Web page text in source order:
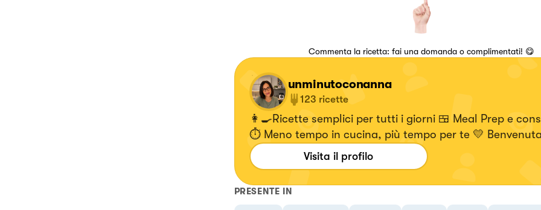
Commenta la ricetta: fai una domanda o complimentati! 😋
unminutoconanna
123 ricette
👩‍🍳Ricette semplici per tutti i giorni 🍱 Meal Prep e
⏱️ Meno tempo in cucina, più tempo per te 💛
Minuto con AnnaVisita il profilo
PRESENTE IN